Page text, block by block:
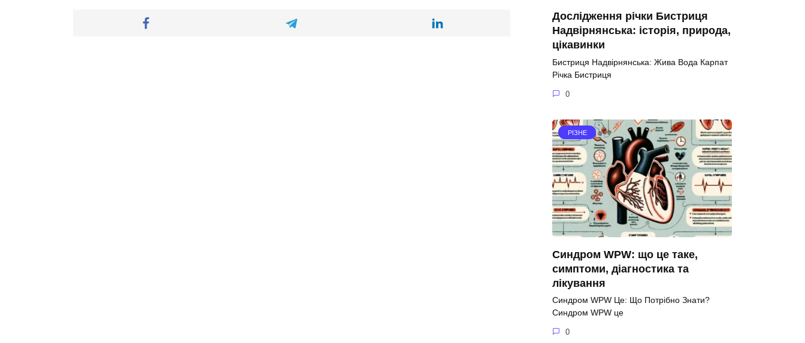
Дослідження річки Бистриця
Надвірнянська: історія, природа,
цікавинки
Бистриця Надвірнянська: Жива Вода Карпат
Річка Бистриця
0
РІЗНЕ
Синдром WPW: що це таке,
симптоми, діагностика та
лікування
Синдром WPW Це: Що Потрібно Знати?
Синдром WPW це
0